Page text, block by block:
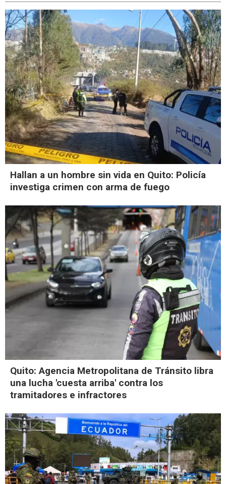
Hallan a un hombre sin vida en Quito: Policía
investiga crimen con arma de fuego
Quito: Agencia Metropolitana de Tránsito libra
una lucha 'cuesta arriba' contra los
tramitadores e infractores